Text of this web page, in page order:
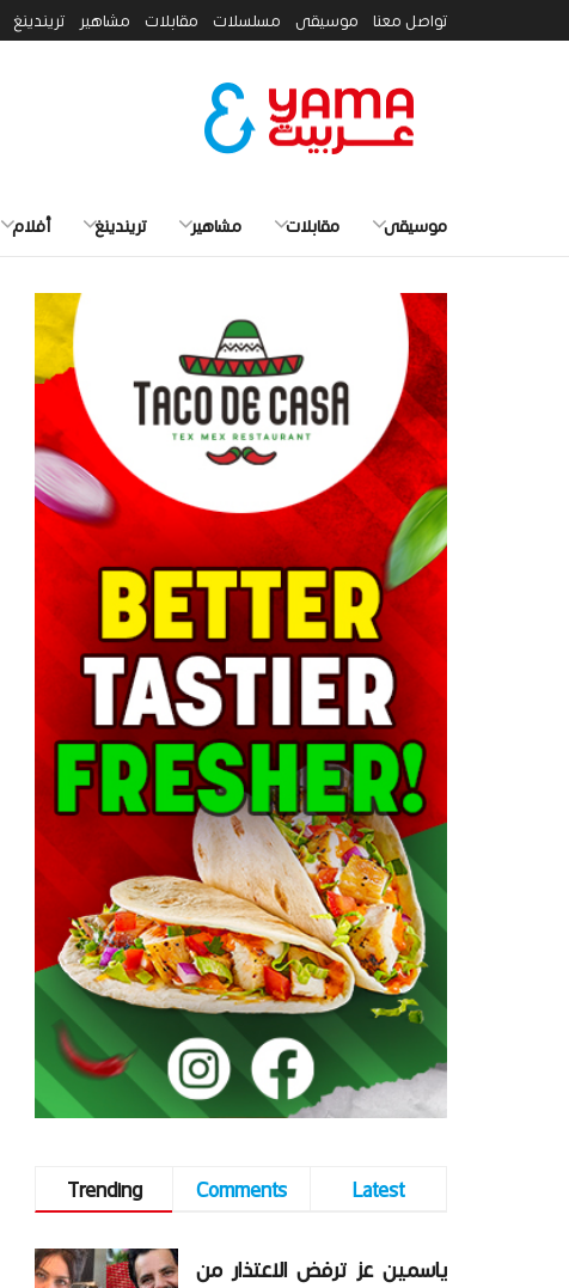
تريندينغ مشاهير مقابلات مسلسلات موسيقى تواصل معنا
أفلام تريندينغ مشاهير مقابلات موسيقى
Trending Comments Latest
ياسمين عز ترفض الاعتذار من